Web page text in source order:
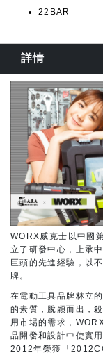
22BAR
詳情
WORX威克士以中國
立了研發中心，上承
巨頭的先進經驗，以
牌。
在電動工具品牌林立
的素質，脫穎而出，
用市場的需求，
品開發和設計中使實
2012年榮獲「